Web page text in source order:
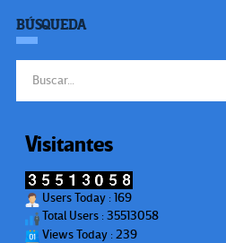
BÚSQUEDA
Visitantes
Users Today : 169
Total Users : 35513058
Views Today : 239